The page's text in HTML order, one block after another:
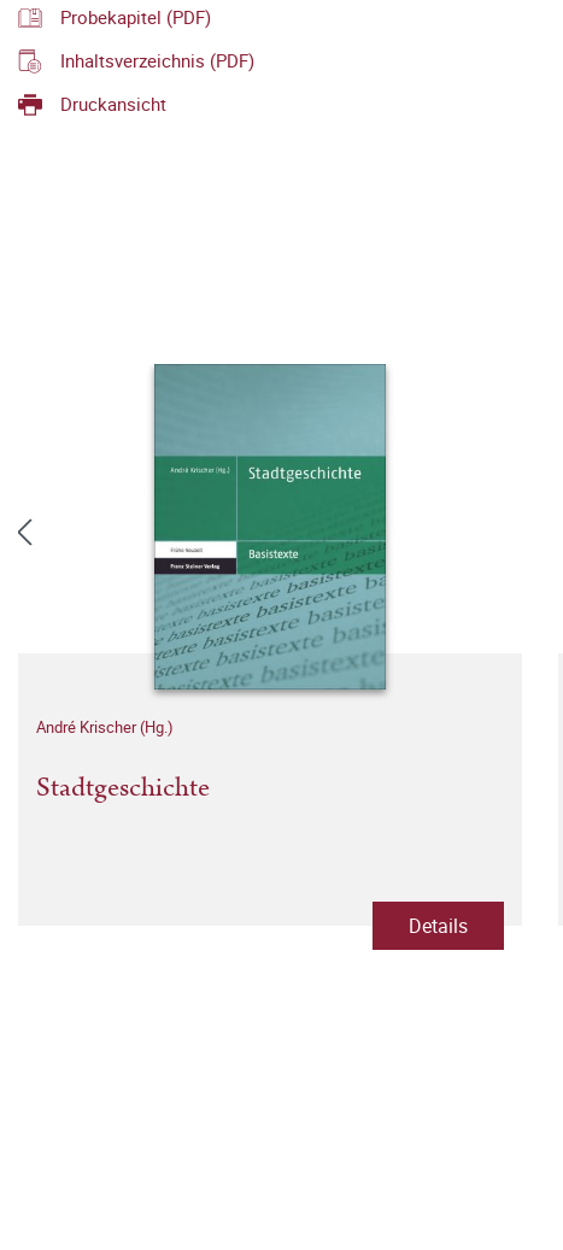
Probekapitel (PDF)
Inhaltsverzeichnis (PDF)
Druckansicht
André Krischer (Hg.)
Stadtgeschichte
Details